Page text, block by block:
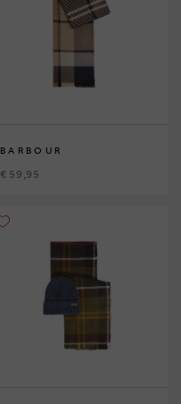
BARBOUR
€ 59,95